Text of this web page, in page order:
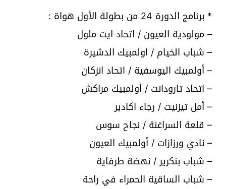
* برنامج الدورة 24 من بطولة الأول هواة :
– مولودية العيون / اتحاد ايت ملول
– شباب الخيام / اولمبيك الدشيرة
– أولمبيك اليوسفية / اتحاد انزكان
– اتحاد تارودانت / أولمبيك مراكش
– أمل تيزنيت / رجاء اكادير
– قلعة السراغنة / نجاح سوس
– نادي ورزازات / أولمبيك العيون
– شباب بنكرير / نهضة طرفاية
– شباب الساقية الحمراء في راحة